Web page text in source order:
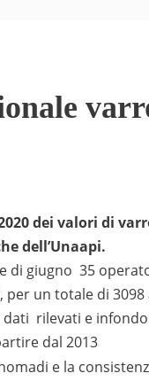
dei valori di
dell’Unaapi.
di giugno 35
un totale di
rilevati e infondo
dal 2013
e la